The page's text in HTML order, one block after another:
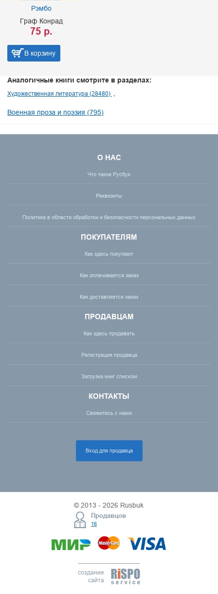
Рэмбо
Граф Конрад
75 р.
В корзину
Аналогичные книги смотрите в разделах:
Художественная литература (28480)
Военная проза и поэзия (795)
О НАС
Что такое Русбук
Реквизиты
Политика в области обработки и безопасности персональных данных
ПОКУПАТЕЛЯМ
Как здесь покупают
Как оплачивается заказ
Как доставляется заказ
ПРОДАВЦАМ
Как здесь продавать
Регистрация продавца
Загрузка книг списком
КОНТАКТЫ
Свяжитесь с нами
Вход для продавца
© 2013 - 2026 Rusbuk
Продавцов
16
создание
сайта